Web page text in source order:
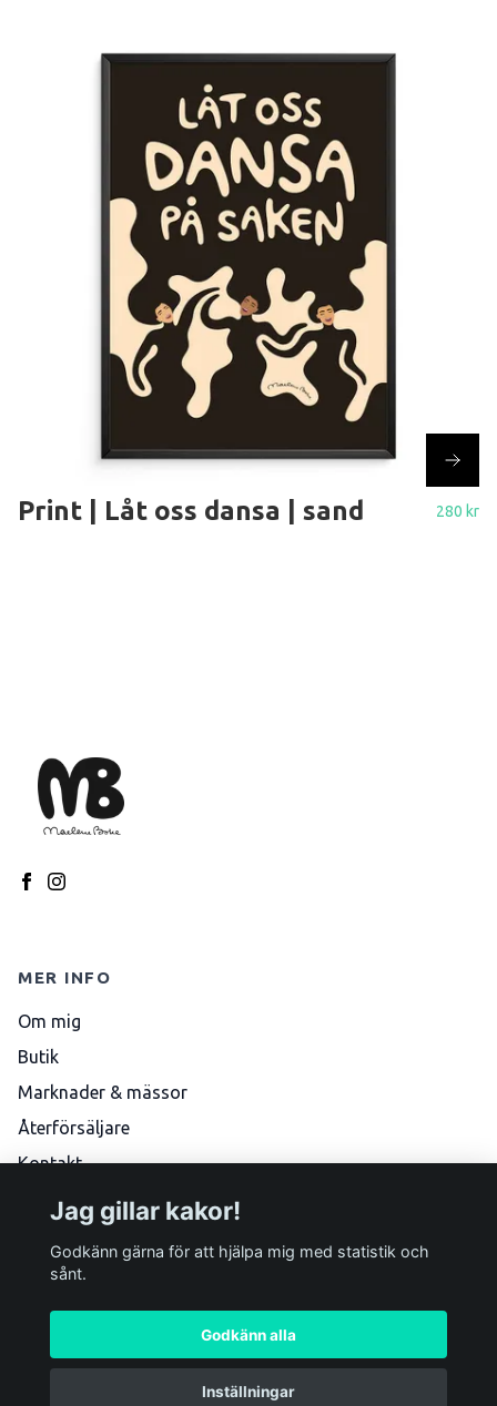
Print | Låt oss dansa | sand 280 kr
MER INFO
Om mig
Butik
Marknader & mässor
Återförsäljare
Kontakt
Köpvillkor
© 2026 Marlene Boke
Jag gillar kakor!
Godkänn gärna för att hjälpa mig med statistik och
sånt.
Godkänn alla
Inställningar